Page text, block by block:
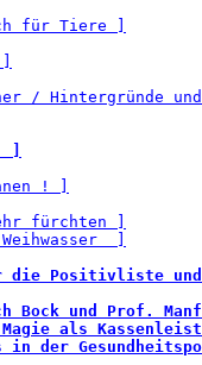
für Tiere ]
/ Hintergründe
]
! ]
fürchten ]
]
die Positivliste
Bock und Prof.
Magie als
in der